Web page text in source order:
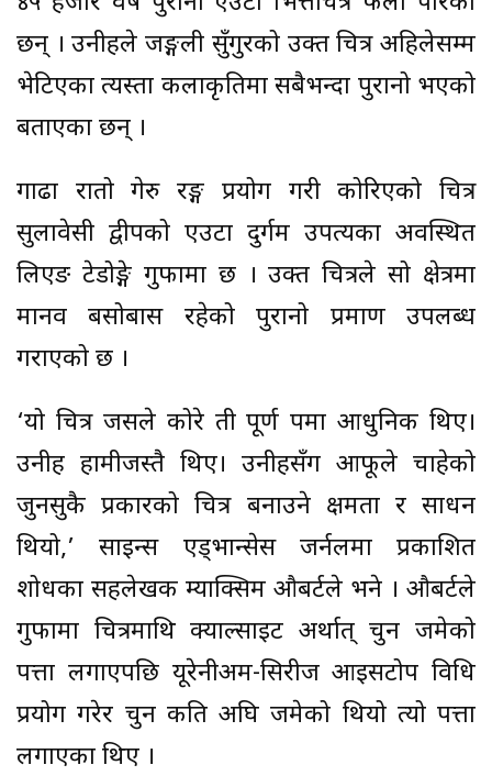
छन् । उनीहरूले जङ्गली सुँगुरको उक्त चित्र अहिलेसम्म
भेटिएका त्यस्ता कलाकृतिमा सबैभन्दा पुरानो भएको
बताएका छन् ।
गाढा रातो गेरु रङ्ग प्रयोग गरी कोरिएको चित्र
सुलावेसी द्वीपको एउटा दुर्गम उपत्यका अवस्थित
लिएङ टेडोङ्गे गुफामा छ । उक्त चित्रले सो क्षेत्रमा
मानव बसोबास रहेको पुरानो प्रमाण उपलब्ध
गराएको छ ।
‘यो चित्र जसले कोरे ती पूर्ण रूपमा आधुनिक थिए।
उनीहरू हामीजस्तै थिए। उनीहरूसँग आफूले चाहेको
जुनसुकै प्रकारको चित्र बनाउने क्षमता र साधन
थियो,’ साइन्स एड्भान्सेस जर्नलमा प्रकाशित
शोधका सहलेखक म्याक्सिम औबर्टले भने । औबर्टले
गुफामा चित्रमाथि क्याल्साइट अर्थात् चुन जमेको
पत्ता लगाएपछि यूरेनीअम-सिरीज आइसटोप विधि
प्रयोग गरेर चुन कति अघि जमेको थियो त्यो पत्ता
लगाएका थिए ।